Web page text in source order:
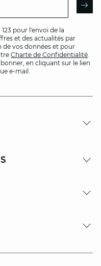
pour l'envoi de la
et des actualités par
de vos données et pour
Charte de Confidentialité.
en cliquant sur le lien
e-mail.